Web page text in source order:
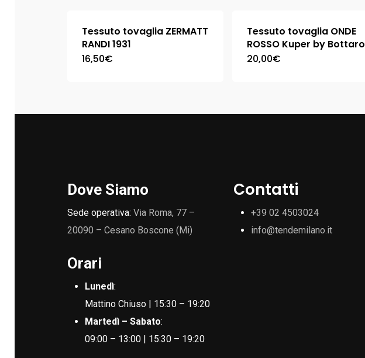
Tessuto tovaglia ZERMATT
RANDI 1931
16,50€
Tessuto tovaglia ONDE
ROSSO Kuper by Bottaro
20,00€
Dove Siamo
Sede operativa:Via Roma, 77 –
20090 – Cesano Boscone (Mi)
Orari
Lunedì:
Mattino Chiuso | 15:30 – 19:20
Martedì – Sabato:
09:00 – 13:00 | 15:30 – 19:20
Contatti
+39 02 4503024
info@tendemilano.it